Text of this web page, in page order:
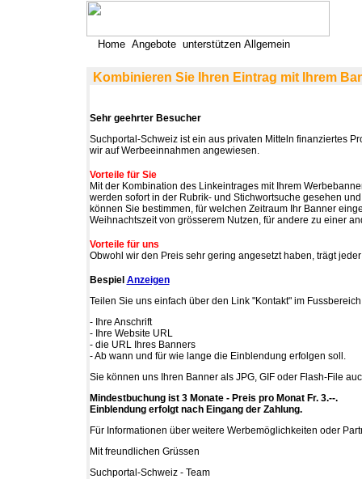
Home Angebote unterstützen Allgemein
Kombinieren Sie Ihren Eintrag mit Ihrem
Sehr geehrter Besucher
Suchportal-Schweiz ist ein aus privaten Mitteln finanziertes
wir auf Werbeeinnahmen angewiesen.
Vorteile für Sie
Mit der Kombination des Linkeintrages mit Ihrem
werden sofort in der Rubrik- und Stichwortsuche gesehen
können Sie bestimmen, für welchen Zeitraum Ihr Banner
Weihnachtszeit von grösserem Nutzen, für andere zu einer
Vorteile für uns
Obwohl wir den Preis sehr gering angesetzt haben, trägt
Bespiel Anzeigen
Teilen Sie uns einfach über den Link "Kontakt" im
- Ihre Anschrift
- Ihre Website URL
- die URL Ihres Banners
- Ab wann und für wie lange die Einblendung erfolgen soll.
Sie können uns Ihren Banner als JPG, GIF oder Flash-File
Mindestbuchung ist 3 Monate - Preis pro Monat Fr. 3.--.
Einblendung erfolgt nach Eingang der Zahlung.
Für Informationen über weitere Werbemöglichkeiten oder
Mit freundlichen Grüssen
Suchportal-Schweiz - Team